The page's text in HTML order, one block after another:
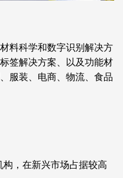
料科学和数字识别解决方
签解决方案、以及功能材
服装、电商、物流、食品
，在新兴市场占据较高